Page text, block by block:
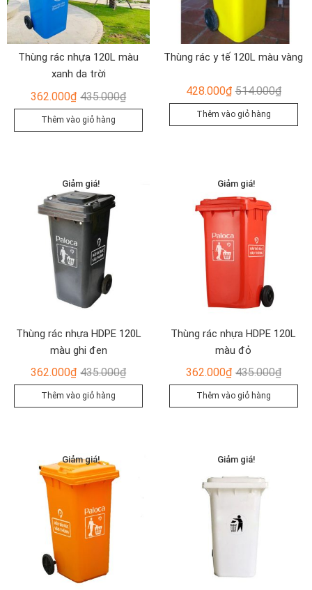
Thùng rác nhựa 120L màu
xanh da trời
435.000₫Giá
gốc
là:
362.000₫
Giá
hiện
tại
Thêm vào giỏ hàng
Thùng rác y tế 120L màu vàng
514.000₫Giá
gốc
là:
428.000₫
Giá
hiện
tại
Thêm vào giỏ hàng
Giảm giá!
Thùng rác nhựa HDPE 120L
màu ghi đen
435.000₫Giá
gốc
là:
362.000₫
Giá
hiện
tại
Thêm vào giỏ hàng
Giảm giá!
Thùng rác nhựa HDPE 120L
màu đỏ
435.000₫Giá
gốc
là:
362.000₫
Giá
hiện
tại
Thêm vào giỏ hàng
Giảm giá! Giảm giá!